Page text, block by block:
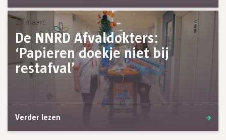
26 maart
De NNRD Afvaldokters:
‘Papieren doekje niet bij
restafval’
Verder lezen